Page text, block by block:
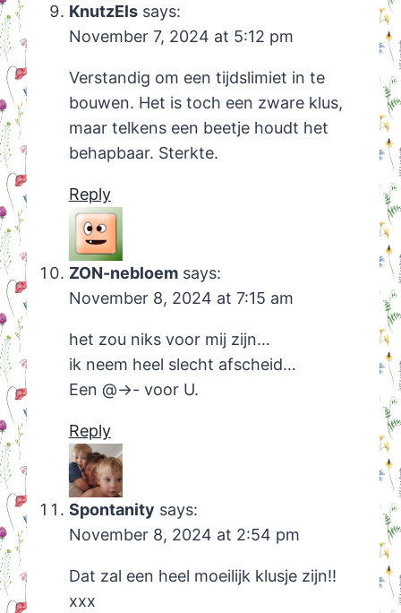
KnutzEls says:
November 7, 2024 at 5:12 pm
Verstandig om een tijdslimiet in te
bouwen. Het is toch een zware klus,
maar telkens een beetje houdt het
behapbaar. Sterkte.
Reply
ZON-nebloem says:
November 8, 2024 at 7:15 am
het zou niks voor mij zijn…
ik neem heel slecht afscheid…
Een @->- voor U.
Reply
Spontanity says:
November 8, 2024 at 2:54 pm
Dat zal een heel moeilijk klusje zijn!!
xxx